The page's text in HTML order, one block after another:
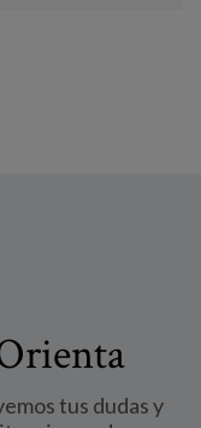
tus dudas y